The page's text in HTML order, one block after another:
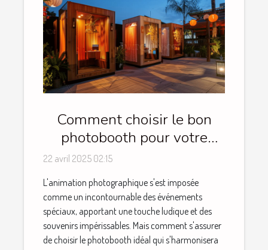
Comment choisir le bon
photobooth pour votre
événement spécial
22 avril 2025 02:15
L'animation photographique s'est imposée
comme un incontournable des événements
spéciaux, apportant une touche ludique et des
souvenirs impérissables. Mais comment s'assurer
de choisir le photobooth idéal qui s'harmonisera